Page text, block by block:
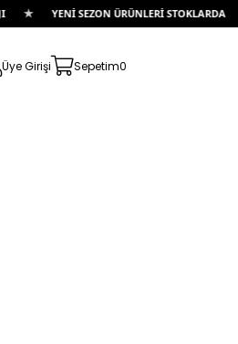
★ YENİ SEZON ÜRÜNLERİ STOKLARDA
Üye Girişi Sepetim0